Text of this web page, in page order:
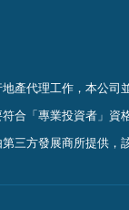
產代理工作，本公司
合「專業投資者」
三方發展商所提供